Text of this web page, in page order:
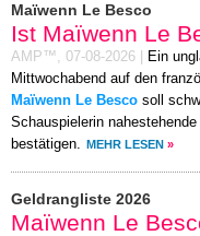
Maïwenn Le Besco
Ist Maïwenn Le
AMP™, 07-08-2026
Ein
Mittwochabend auf den
Maïwenn Le Besco soll
Schauspielerin
bestätigen. MEHR LESEN »
Geldrangliste 2026
Maïwenn Le